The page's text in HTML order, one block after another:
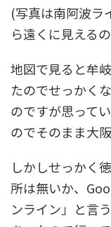
(写真は南阿波ラ
ら遠くに見える
地図で見ると牟
たのでせっかく
のですが思って
のでそのまま大
しかしせっかく
所は無いか、
ンライン 」と言う